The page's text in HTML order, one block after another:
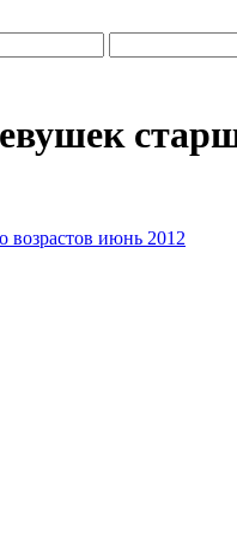
возрастов июнь 2012